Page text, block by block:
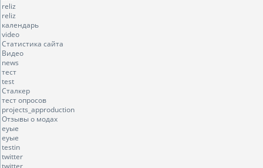
reliz
reliz
календарь
video
Статистика сайта
Видео
news
тест
test
Сталкер
тест опросов
projects_approduction
Отзывы о модах
еуые
еуые
testin
twitter
twitter